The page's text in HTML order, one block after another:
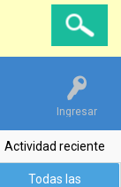
Ingresar
Actividad reciente
Todas las